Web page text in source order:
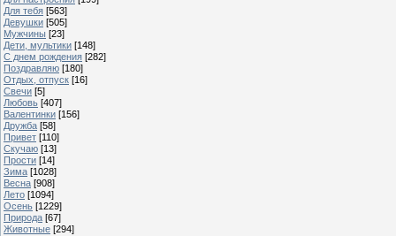
Для тебя [563]
Девушки [505]
Мужчины [23]
Дети, мультики [148]
С днем рождения [282]
Поздравляю [180]
Отдых, отпуск [16]
Свечи [5]
Любовь [407]
Валентинки [156]
Дружба [58]
Привет [110]
Скучаю [13]
Прости [14]
Зима [1028]
Весна [908]
Лето [1094]
Осень [1229]
Природа [67]
Животные [294]